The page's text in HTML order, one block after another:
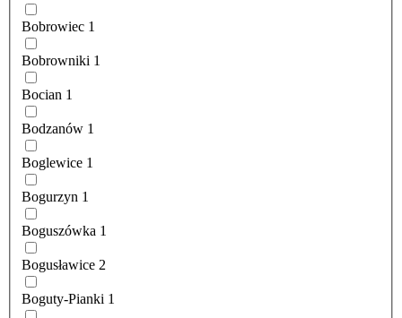
Bobrowiec 1
Bobrowniki 1
Bocian 1
Bodzanów 1
Boglewice 1
Bogurzyn 1
Boguszówka 1
Bogusławice 2
Boguty-Pianki 1